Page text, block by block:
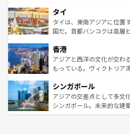
リティに包まれながら、韓
わってみて
覧を参照してほしい。
急速な発展と共に伝統が息
ーチミン市のフランス統治
醸し出している。また、バ
とつ。フォーやバインミー
ひ現地で味わいたい。どの
が旅行者を迎えてくれるの
参照してほしい。
タイ
タイは、東南アジアに位置
国だ。首都バンコクは高層
の活気が交差している。北
帯で自然と触れ合い、南部
いビーチでリゾート気分を
激する。気候は一年中温暖
が待っている。親しみやす
た文化、そして多様な観光
香港
アジアと西洋の文化が交わ
もっている。ヴィクトリア
み、どこを訪れても感動す
ており、効率よく見どころ
うな絶景から文化的な体験
シンガポール
アジアの交差点として多文
シンガポール。未来的な建